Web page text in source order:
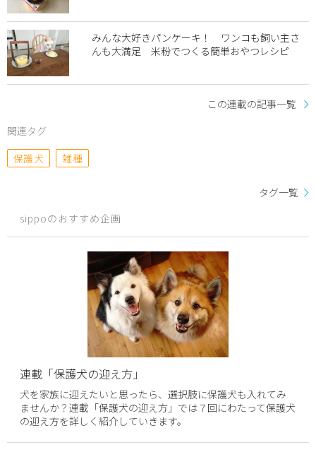
みんな大好きパンケーキ！ ワンコも飼い主さ
んも大満足 米粉でつくる簡単おやつレシピ
この連載の記事一覧
関連タグ
保護犬
雑種
タグ一覧
sippoのおすすめ企画
連載「保護犬の迎え方」
犬を家族に迎えたいと思ったら、選択肢に保護犬も入れてみ
ませんか？連載「保護犬の迎え方」では７回にわたって保護犬
の迎え方を詳しく紹介していきます。